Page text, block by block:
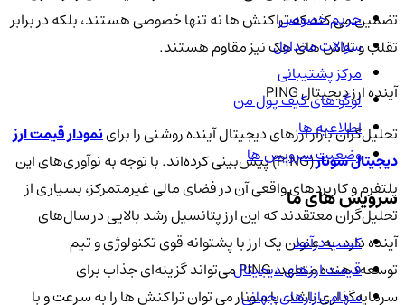
تضمین می کند که تراکنش ها نه تنها خصوصی هستند، بلکه در برابر
تقلب و تلاش های هک نیز مقاوم هستند.
آینده ارز دیجیتال PING
تحلیل‌گران بازار ارزهای دیجیتال آینده روشنی را براینمودار قیمت ارز
دیجیتال سونار
(PING) پیش‌بینی کرده‌اند. با توجه به نوآوری‌های این
پلتفرم و کاربردهای واقعی آن در فضای مالی غیرمتمرکز، بسیاری از
تحلیل‌گران معتقدند که این ارز پتانسیل رشد بالایی در سال‌های
آینده دارد. به عنوان یک ارز با پشتوانه قوی تکنولوژی و تیم
توسعه‌دهنده متعهد، PING می‌تواند گزینه‌ای جذاب برای
سرمایه‌گذاری باشد. با سونار می توان تراکنش ها را به سرعت و با
حریم خصوصی
سوالات متداول
مرکز پشتیبانی
لوگو های کیف پول من
اطلاعیه ها
وضعیت سرویس ها
سرویس های ما
کسب درآمد
قیمت ارزهای دیجیتال
سهام بازارهای جهانی